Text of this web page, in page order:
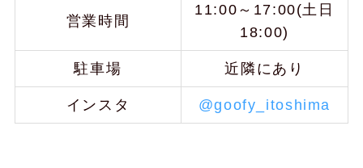
営業時間
11:00～17:00(土日
18:00)
駐車場 近隣にあり
インスタ @goofy_itoshima